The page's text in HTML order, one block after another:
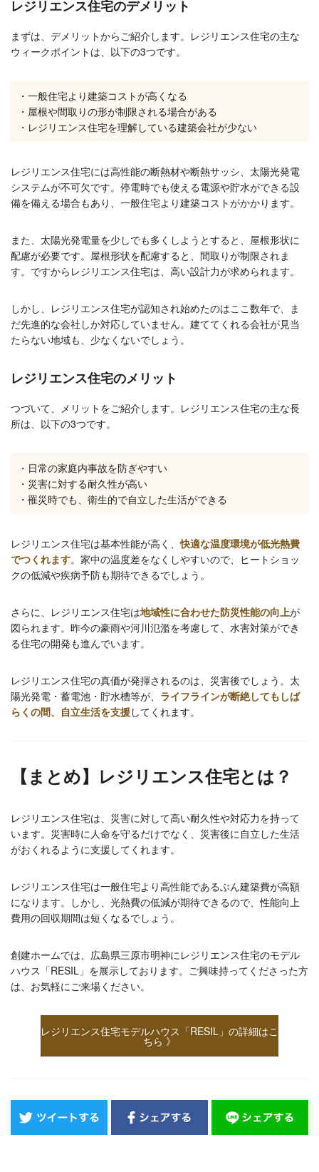
レジリエンス住宅のデメリット
まずは、デメリットからご紹介します。レジリエンス住宅の主な
ウィークポイントは、以下の3つです。
・一般住宅より建築コストが高くなる
・屋根や間取りの形が制限される場合がある
・レジリエンス住宅を理解している建築会社が少ない
レジリエンス住宅には高性能の断熱材や断熱サッシ、太陽光発電
システムが不可欠です。停電時でも使える電源や貯水ができる設
備を備える場合もあり、一般住宅より建築コストがかかります。
また、太陽光発電量を少しでも多くしようとすると、屋根形状に
配慮が必要です。屋根形状を配慮すると、間取りが制限されま
す。ですからレジリエンス住宅は、高い設計力が求められます。
しかし、レジリエンス住宅が認知され始めたのはここ数年で、ま
だ先進的な会社しか対応していません。建ててくれる会社が見当
たらない地域も、少なくないでしょう。
レジリエンス住宅のメリット
つづいて、メリットをご紹介します。レジリエンス住宅の主な長
所は、以下の3つです。
・日常の家庭内事故を防ぎやすい
・災害に対する耐久性が高い
・罹災時でも、衛生的で自立した生活ができる
レジリエンス住宅は基本性能が高く、快適な温度環境が低光熱費
でつくれます。家中の温度差をなくしやすいので、ヒートショッ
クの低減や疾病予防も期待できるでしょう。
さらに、レジリエンス住宅は地域性に合わせた防災性能の向上が
図られます。昨今の豪雨や河川氾濫を考慮して、水害対策ができ
る住宅の開発も進んでいます。
レジリエンス住宅の真価が発揮されるのは、災害後でしょう。太
陽光発電・蓄電池・貯水槽等が、 ライフラインが断絶してもしば
らくの間、自立生活を支援してくれます。
【まとめ】レジリエンス住宅とは？
レジリエンス住宅は、災害に対して高い耐久性や対応力を持って
います。災害時に人命を守るだけでなく、災害後に自立した生活
がおくれるように支援してくれます。
レジリエンス住宅は一般住宅より高性能であるぶん建築費が高額
になります。しかし、光熱費の低減が期待できるので、性能向上
費用の回収期間は短くなるでしょう。
創建ホームでは、広島県三原市明神にレジリエンス住宅のモデル
ハウス「RESIL」を展示しております。ご興味持ってくださった方
は、お気軽にご来場ください。
レジリエンス住宅モデルハウス「RESIL」の詳細はこ
ちら 》